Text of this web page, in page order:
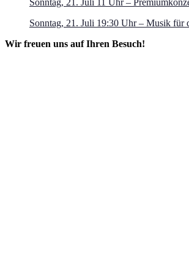
Sonntag, 21. Juli 11 Uhr –
Sonntag, 21. Juli 19:30 Uhr – Musik für
Wir freuen uns auf Ihren Besuch!